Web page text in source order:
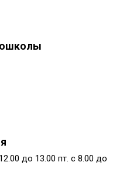
до 13.00 пт. с 8.00 до